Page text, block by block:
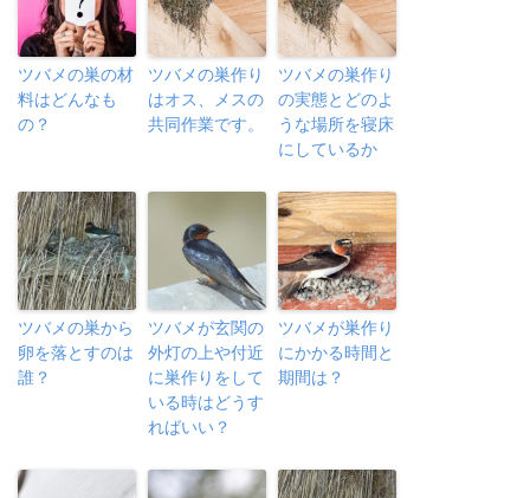
ツバメの巣の材
料はどんなも
の？
ツバメの巣作り
はオス、メスの
共同作業です。
ツバメの巣作り
の実態とどのよ
うな場所を寝床
にしているか
ツバメの巣から
卵を落とすのは
誰？
ツバメが玄関の
外灯の上や付近
に巣作りをして
いる時はどうす
ればいい？
ツバメが巣作り
にかかる時間と
期間は？